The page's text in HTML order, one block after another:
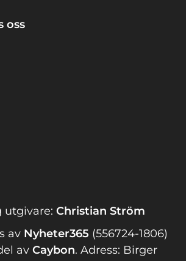
oss
utgivare: Christian Ström
av Nyheter365 (556724-1806)
av Caybon. Adress: Birger